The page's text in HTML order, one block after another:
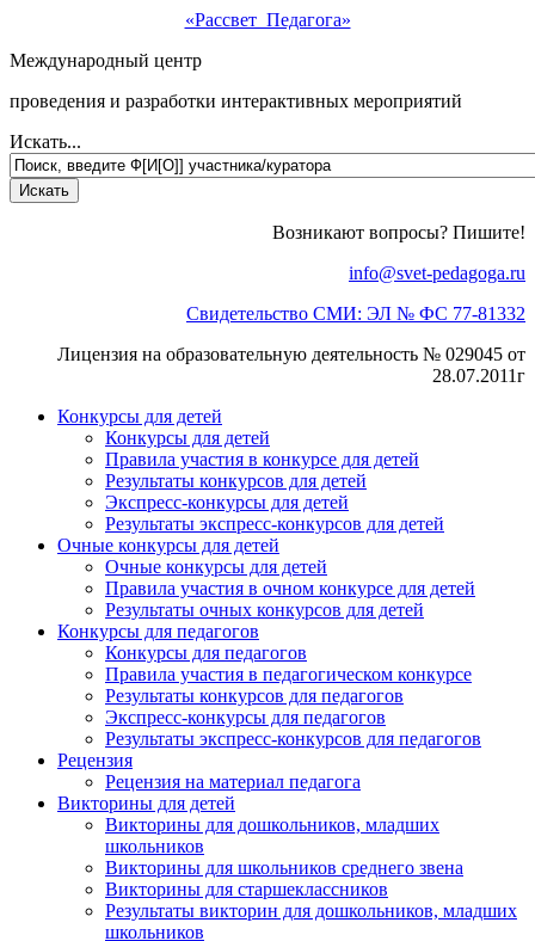
«Рассвет Педагога»
Международный центр
проведения и разработки интерактивных мероприятий
Искать...
Возникают вопросы? Пишите!
info@svet-pedagoga.ru
Свидетельство СМИ: ЭЛ № ФС 77-81332
Лицензия на образовательную деятельность № 029045 от
28.07.2011г
Конкурсы для детей
Конкурсы для детей
Правила участия в конкурсе для детей
Результаты конкурсов для детей
Экспресс-конкурсы для детей
Результаты экспресс-конкурсов для детей
Очные конкурсы для детей
Очные конкурсы для детей
Правила участия в очном конкурсе для детей
Результаты очных конкурсов для детей
Конкурсы для педагогов
Конкурсы для педагогов
Правила участия в педагогическом конкурсе
Результаты конкурсов для педагогов
Экспресс-конкурсы для педагогов
Результаты экспресс-конкурсов для педагогов
Рецензия
Рецензия на материал педагога
Викторины для детей
Викторины для дошкольников, младших
школьников
Викторины для школьников среднего звена
Викторины для старшеклассников
Результаты викторин для дошкольников, младших
школьников